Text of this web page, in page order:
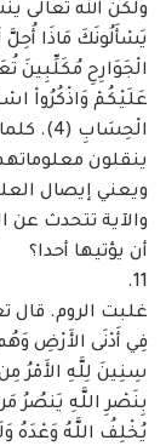
ولكن الله تعالى
يَسْأَلُونَكَ مَاذَا
الْجَوَارِحِ ‏مُكَلِّبِينَ
عَلَيْكُمْ وَاذْكُرُواْ
‏الْحِسَابِ
ينقلون
ويعني إيصال
والآية تتحدث عن
أن يؤتيها أحدا؟ ‏